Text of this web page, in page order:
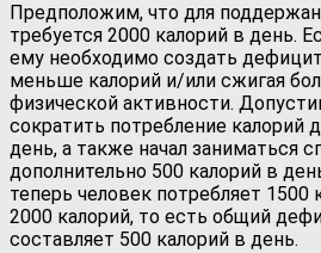
Предположим, что для
требуется 2000 калорий в день.
ему необходимо создать
меньше калорий и/или сжигая
физической активности.
сократить потребление калорий
день, а также начал заниматься
дополнительно 500 калорий в
теперь человек потребляет 1500
2000 калорий, то есть общий
составляет 500 калорий в день.